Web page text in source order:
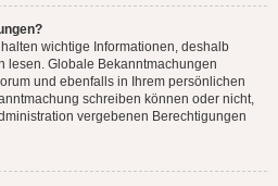
wichtige Informationen, deshalb
lesen. Globale Bekanntmachungen
und ebenfalls in Ihrem persönlichen
schreiben können oder nicht,
vergebenen Berechtigungen